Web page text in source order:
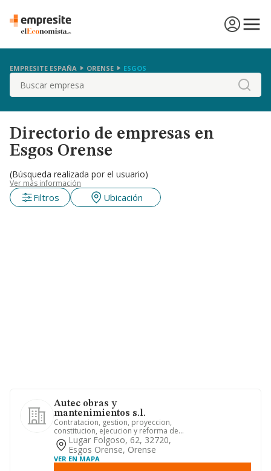
EMPRESITE ESPAÑA ORENSE ESGOS
Buscar
Directorio de empresas en
Esgos Orense
(Búsqueda realizada por el usuario)
Ver más información
Filtros Ubicación
Autec obras y
mantenimientos s.l.
Contratacion, gestion, proyeccion,
constitucion, ejecucion y reforma de
toda clase de obra publica ...
Lugar Folgoso, 62, 32720,
Esgos Orense, Orense
VER EN MAPA